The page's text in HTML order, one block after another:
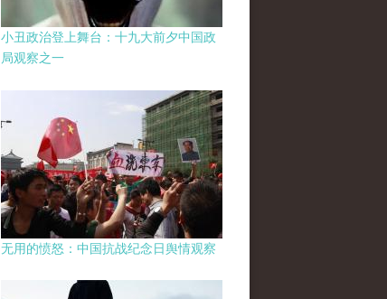
小丑政治登上舞台：十九大前夕中国政
局观察之一
无用的愤怒：中国抗战纪念日舆情观察